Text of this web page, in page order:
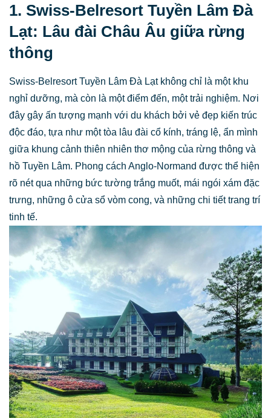
1. Swiss-Belresort Tuyền Lâm Đà
Lạt: Lâu đài Châu Âu giữa rừng
thông
Swiss-Belresort Tuyền Lâm Đà Lạt không chỉ là một khu
nghỉ dưỡng, mà còn là một điểm đến, một trải nghiệm. Nơi
đây gây ấn tượng mạnh với du khách bởi vẻ đẹp kiến trúc
độc đáo, tựa như một tòa lâu đài cổ kính, tráng lệ, ẩn mình
giữa khung cảnh thiên nhiên thơ mộng của rừng thông và
hồ Tuyền Lâm. Phong cách Anglo-Normand được thể hiện
rõ nét qua những bức tường trắng muốt, mái ngói xám đặc
trưng, những ô cửa sổ vòm cong, và những chi tiết trang trí
tinh tế.